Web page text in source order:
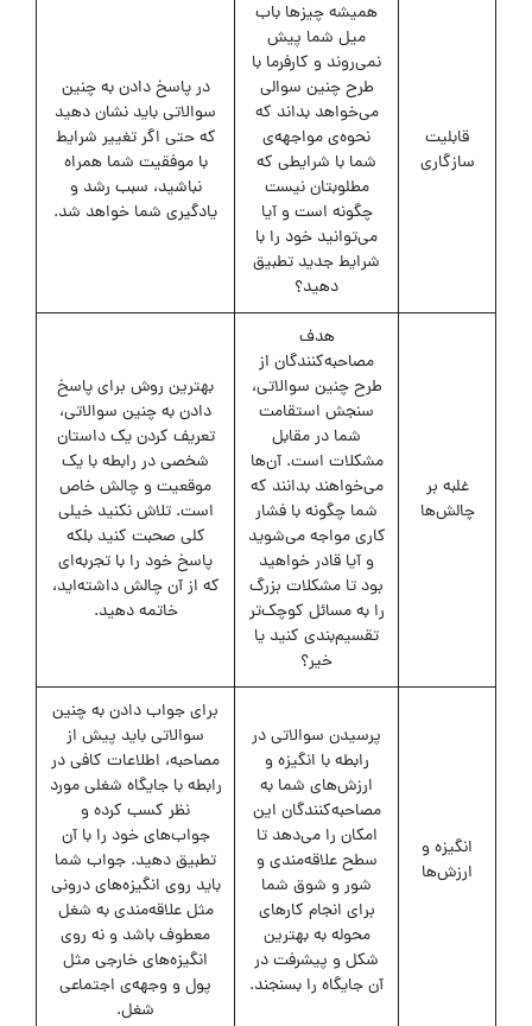
قابلیت
سازگاری
همیشه چیزها باب
میل شما پیش
نمی‌روند و کارفرما با
طرح چنین سوالی
می‌خواهد بداند که
نحوه‌ی مواجهه‌ی
شما با شرایطی که
مطلوبتان نیست
چگونه است و آیا
می‌توانید خود را با
شرایط جدید تطبیق
دهید؟
در پاسخ دادن به چنین
سوالاتی باید نشان دهید
که حتی اگر تغییر شرایط
با موفقیت شما همراه
نباشید، سبب رشد و
یادگیری شما خواهد شد.
غلبه بر
چالش‌ها
هدف
مصاحبه‌کنندگان از
طرح چنین سوالاتی،
سنجش استقامت
شما در مقابل
مشکلات است. آن‌ها
می‌خواهند بدانند که
شما چگونه با فشار
کاری مواجه می‌شوید
و آیا قادر خواهید
بود تا مشکلات بزرگ
را به مسائل کوچک‌تر
تقسیم‌بندی کنید یا
خیر؟
بهترین روش برای پاسخ
دادن به چنین سوالاتی،
تعریف کردن یک داستان
شخصی در رابطه با یک
موقعیت و چالش خاص
است. تلاش نکنید خیلی
کلی صحبت کنید بلکه
پاسخ خود را با تجربه‌ای
که از آن چالش داشته‌اید،
خاتمه دهید.
انگیزه و
ارزش‌ها
پرسیدن سوالاتی در
رابطه با انگیزه و
ارزش‌های شما به
مصاحبه‌کنندگان این
امکان را می‌دهد تا
سطح علاقه‌مندی و
شور و شوق شما
برای انجام کارهای
محوله به بهترین
شکل و پیشرفت در
آن جایگاه را بسنجند.
برای جواب دادن به چنین
سوالاتی باید پیش از
مصاحبه، اطلاعات کافی در
رابطه با جایگاه شغلی مورد
نظر کسب کرده و
جواب‌های خود را با آن
تطبیق دهید. جواب شما
باید روی انگیزه‌های درونی
مثل علاقه‌مندی به شغل
معطوف باشد و نه روی
انگیزه‌های خارجی مثل
پول و وجهه‌ی اجتماعی
شغل.